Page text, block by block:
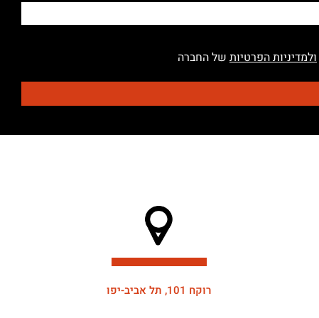
ולמדיניות הפרטיות של החברה
רוקח 101, תל אביב-יפו